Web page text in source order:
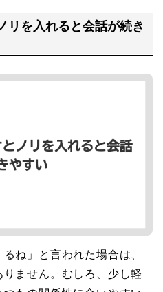
リを入れると会話が続き
ね」と言われた場合は、
ません。むしろ、少し軽